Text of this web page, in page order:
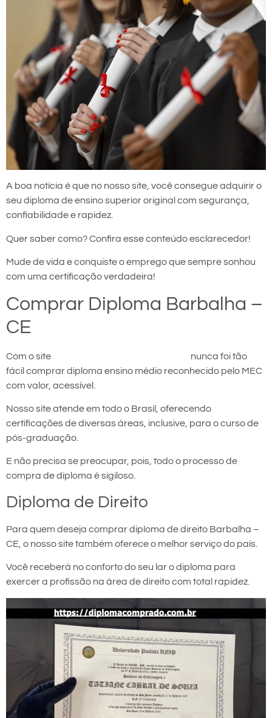
A boa notícia é que no nosso site, você consegue adquirir o
seu diploma de ensino superior original com segurança,
confiabilidade e rapidez.
Quer saber como? Confira esse conteúdo esclarecedor!
Mude de vida e conquiste o emprego que sempre sonhou
com uma certificação verdadeira!
Comprar Diploma Barbalha –
CE
Com o site
nunca foi tão
fácil comprar diploma ensino médio reconhecido pelo MEC
com valor, acessível.
Nosso site atende em todo o Brasil, oferecendo
certificações de diversas áreas, inclusive, para o curso de
pós-graduação.
E não precisa se preocupar, pois, todo o processo de
compra de diploma é sigiloso.
Diploma de Direito
Para quem deseja comprar diploma de direito Barbalha –
CE, o nosso site também oferece o melhor serviço do país.
Você receberá no conforto do seu lar o diploma para
exercer a profissão na área de direito com total rapidez.